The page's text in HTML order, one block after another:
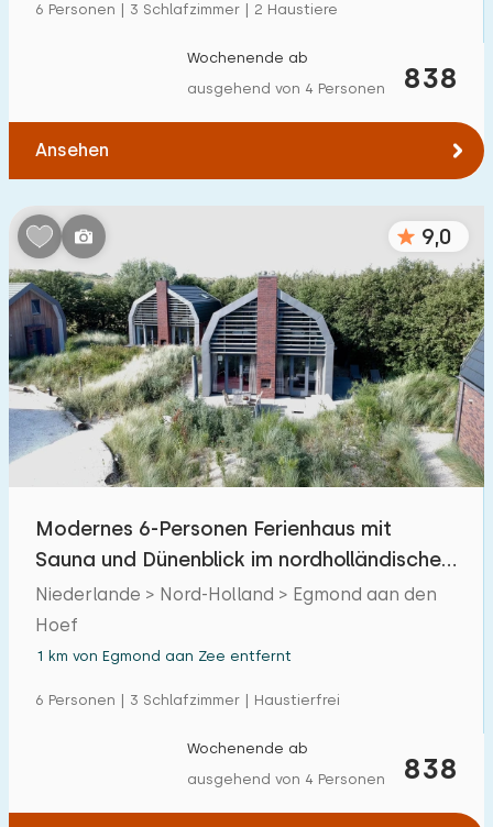
6 Personen | 3 Schlafzimmer | 2 Haustiere
838
Wochenende ab
ausgehend von 4 Personen
Ansehen
9,0
Modernes 6-Personen Ferienhaus mit
Sauna und Dünenblick im nordholländischen
Dünenreservat
Niederlande > Nord-Holland > Egmond aan den
Hoef
1 km von Egmond aan Zee entfernt
6 Personen | 3 Schlafzimmer | Haustierfrei
838
Wochenende ab
ausgehend von 4 Personen